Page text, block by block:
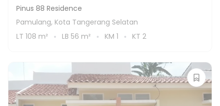
Pinus 88 Residence
Pamulang, Kota Tangerang Selatan
LT 108 m² LB 56 m² KM 1 KT 2